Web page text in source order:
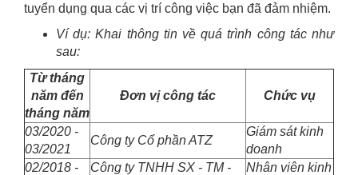
tuyển dụng qua các vị trí công việc bạn đã đảm nhiệm.
Ví dụ: Khai thông tin về quá trình công tác như
sau:
Từ tháng
năm đến
tháng năm
Đơn vị công tác Chức vụ
03/2020 -
03/2021
Công ty Cổ phần ATZ
Giám sát kinh
doanh
02/2018 -
Công ty TNHH SX - TM -
Nhân viên kinh